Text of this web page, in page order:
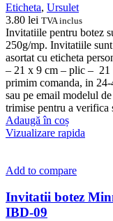
Eticheta, Ursulet
3.80 lei TVA inclus
Invitatiile pentru botez
250g/mp. Invitatiile
asortat cu eticheta
– 21 x 9 cm – plic – 21
primim comanda, in
sau pe email modelul
trimise pentru a verifica
Adaugă în coș
Vizualizare rapida
Add to compare
Invitatii botez
IBD-09